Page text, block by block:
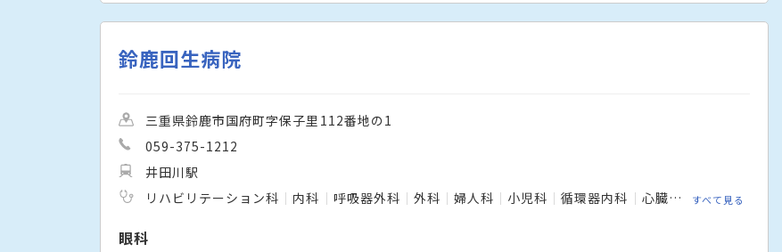
鈴鹿回生病院
三重県鈴鹿市国府町字保子里112番地の1
059-375-1212
井田川駅
リハビリテーション科
内科 呼吸器外科 外科 婦人科 小児科 循環器内科 心臓血管外科 放射線科
すべて見る
眼科